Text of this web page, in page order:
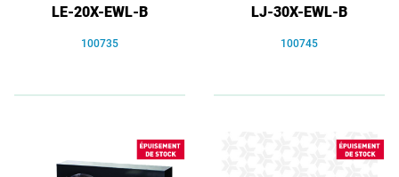
LE-20X-EWL-B
100735
LJ-30X-EWL-B
100745